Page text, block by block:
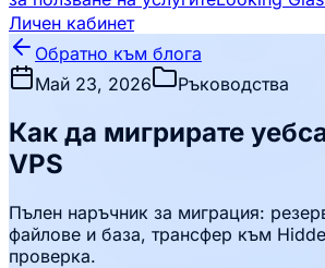
Личен кабинет
Обратно към блога
Май 23, 2026
Ръководства
Как да мигрирате
VPS
Пълен наръчник за миграция:
файлове и база, трансфер към
проверка.